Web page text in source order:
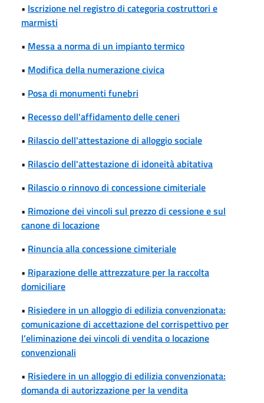
• Iscrizione nel registro di categoria costruttori e
marmisti
• Messa a norma di un impianto termico
• Modifica della numerazione civica
• Posa di monumenti funebri
• Recesso dell'affidamento delle ceneri
• Rilascio dell'attestazione di alloggio sociale
• Rilascio dell'attestazione di idoneità abitativa
• Rilascio o rinnovo di concessione cimiteriale
• Rimozione dei vincoli sul prezzo di cessione e sul
canone di locazione
• Rinuncia alla concessione cimiteriale
• Riparazione delle attrezzature per la raccolta
domiciliare
• Risiedere in un alloggio di edilizia convenzionata:
comunicazione di accettazione del corrispettivo per
l’eliminazione dei vincoli di vendita o locazione
convenzionali
• Risiedere in un alloggio di edilizia convenzionata:
domanda di autorizzazione per la vendita